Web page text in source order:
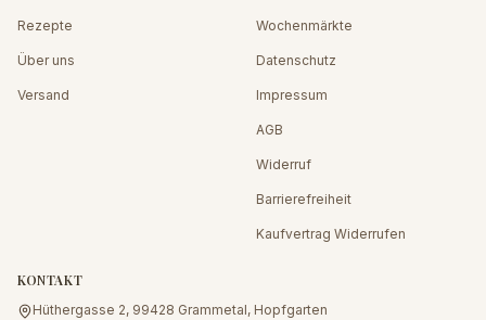
Rezepte
Über uns
Versand
Wochenmärkte
Datenschutz
Impressum
AGB
Widerruf
Barrierefreiheit
Kaufvertrag Widerrufen
KONTAKT
Hüthergasse 2, 99428 Grammetal, Hopfgarten